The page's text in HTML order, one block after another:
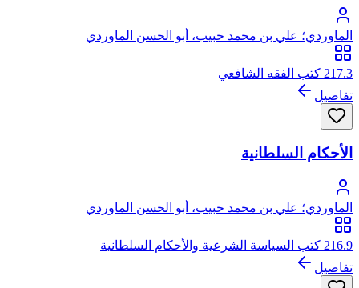
الماوردي؛ علي بن محمد حبيب، أبو الحسن الماوردي
217.3 كتب الفقه الشافعي
تفاصيل
الأحكام السلطانية
الماوردي؛ علي بن محمد حبيب، أبو الحسن الماوردي
216.9 كتب السياسة الشرعية والأحكام السلطانية
تفاصيل